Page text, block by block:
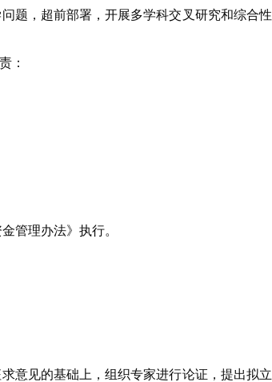
题，超前部署，开展多学科交叉研究和综合性
：
管理办法》执行。
意见的基础上，组织专家进行论证，提出拟立